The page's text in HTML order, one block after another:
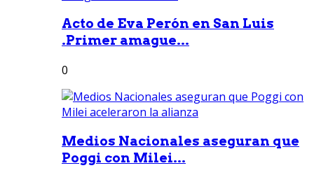
Acto de Eva Perón en San Luis
.Primer amague...
0
Medios Nacionales aseguran que
Poggi con Milei...